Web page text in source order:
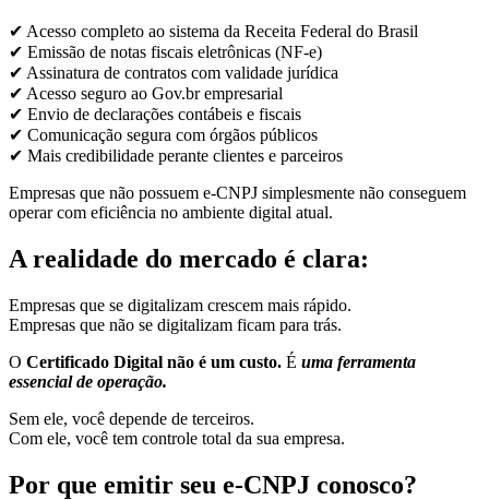
✔ Acesso completo ao sistema da Receita Federal do Brasil
✔ Emissão de notas fiscais eletrônicas (NF-e)
✔ Assinatura de contratos com validade jurídica
✔ Acesso seguro ao Gov.br empresarial
✔ Envio de declarações contábeis e fiscais
✔ Comunicação segura com órgãos públicos
✔ Mais credibilidade perante clientes e parceiros
Empresas que não possuem e-CNPJ simplesmente não conseguem
operar com eficiência no ambiente digital atual.
A realidade do mercado é clara:
Empresas que se digitalizam crescem mais rápido.
Empresas que não se digitalizam ficam para trás.
O Certificado Digital não é um custo. É uma ferramenta
essencial de operação.
Sem ele, você depende de terceiros.
Com ele, você tem controle total da sua empresa.
Por que emitir seu e-CNPJ conosco?